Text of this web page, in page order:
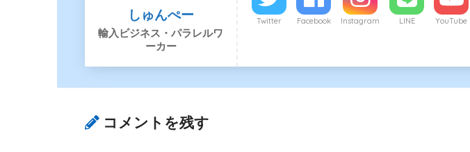
しゅんぺー
輸入ビジネス・パラレルワ
ーカー
Twitter Facebook Instagram LINE YouTube
コメントを残す